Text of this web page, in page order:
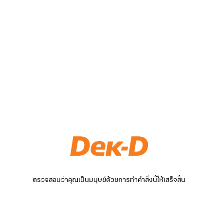
ตรวจสอบว่าคุณเป็นมนุษย์ด้วยการทำคำสั่งนี้ให้เสร็จสิ้น